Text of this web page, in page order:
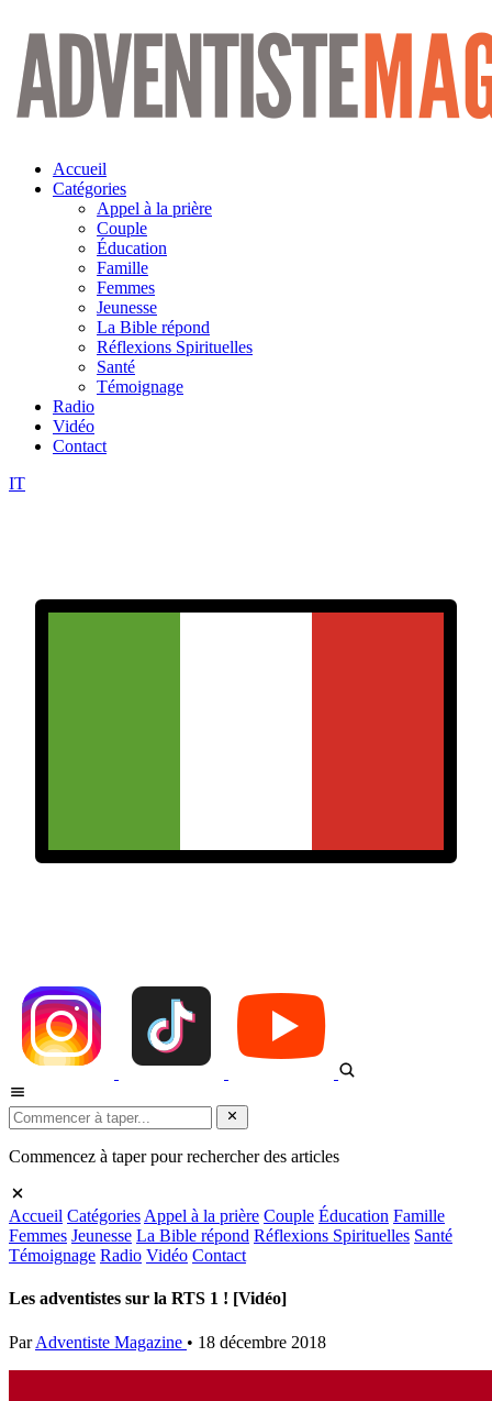
Aller
contenu
Accueil
Catégories
Appel à la prière
Couple
Éducation
Famille
Femmes
Jeunesse
La Bible répond
Réflexions Spirituelles
Santé
Témoignage
Radio
Vidéo
Contact
IT
Commencez à taper pour rechercher des articles
Accueil Catégories Appel à la prière Couple Éducation Famille
Femmes Jeunesse La Bible répond Réflexions Spirituelles Santé
Témoignage Radio Vidéo Contact
Les adventistes sur la RTS 1 ! [Vidéo]
Par Adventiste Magazine • 18 décembre 2018